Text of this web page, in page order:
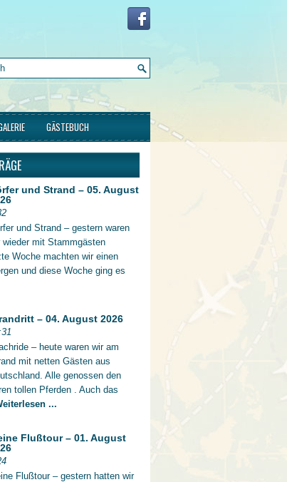
GÄSTEBUCH
und Strand – 05. August
und Strand – gestern waren
wieder mit Stammgästen
Woche machten wir einen
und diese Woche ging es
– 04. August 2026
– heute waren wir am
mit netten Gästen aus
Alle genossen den
tollen Pferden . Auch das
...
Flußtour – 01. August
Flußtour – gestern hatten wir